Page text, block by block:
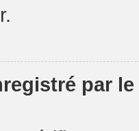
par